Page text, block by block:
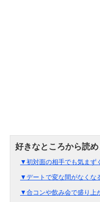
▼初対面の相手でも気まず
▼デートで変な間がなくな
▼合コンや飲み会で盛り上